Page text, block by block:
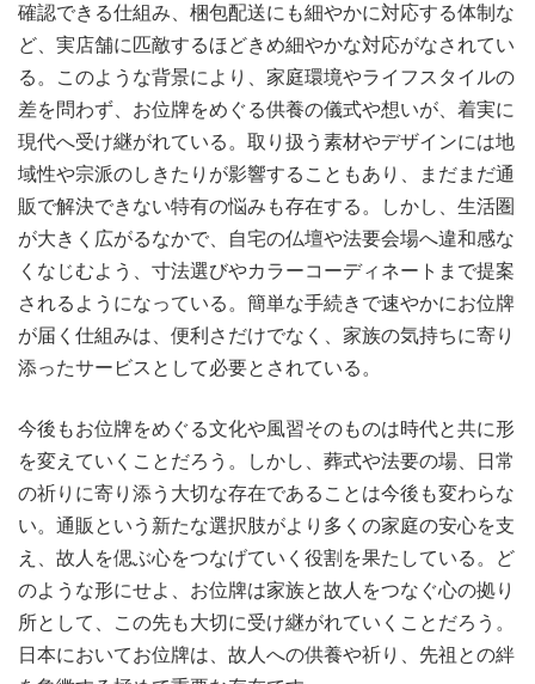
確認できる仕組み、梱包配送にも細やかに対応する体制な
ど、実店舗に匹敵するほどきめ細やかな対応がなされてい
る。このような背景により、家庭環境やライフスタイルの
差を問わず、お位牌をめぐる供養の儀式や想いが、着実に
現代へ受け継がれている。取り扱う素材やデザインには地
域性や宗派のしきたりが影響することもあり、まだまだ通
販で解決できない特有の悩みも存在する。しかし、生活圏
が大きく広がるなかで、自宅の仏壇や法要会場へ違和感な
くなじむよう、寸法選びやカラーコーディネートまで提案
されるようになっている。簡単な手続きで速やかにお位牌
が届く仕組みは、便利さだけでなく、家族の気持ちに寄り
添ったサービスとして必要とされている。
今後もお位牌をめぐる文化や風習そのものは時代と共に形
を変えていくことだろう。しかし、葬式や法要の場、日常
の祈りに寄り添う大切な存在であることは今後も変わらな
い。通販という新たな選択肢がより多くの家庭の安心を支
え、故人を偲ぶ心をつなげていく役割を果たしている。ど
のような形にせよ、お位牌は家族と故人をつなぐ心の拠り
所として、この先も大切に受け継がれていくことだろう。
日本においてお位牌は、故人への供養や祈り、先祖との絆